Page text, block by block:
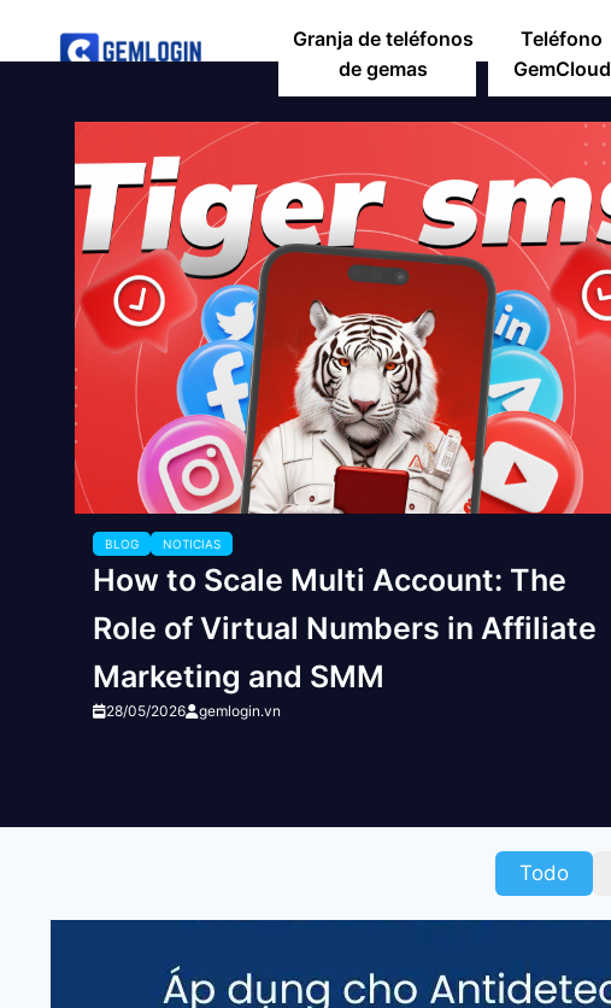
Granja de teléfonos
de gemas
Teléfono
GemCloud
BLOG NOTICIAS
How to Scale Multi Account: The
Role of Virtual Numbers in Affiliate
Marketing and SMM
28/05/2026 gemlogin.vn
Todo